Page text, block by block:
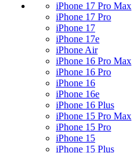
iPhone 17 Pro Max
iPhone 17 Pro
iPhone 17
iPhone 17e
iPhone Air
iPhone 16 Pro Max
iPhone 16 Pro
iPhone 16
iPhone 16e
iPhone 16 Plus
iPhone 15 Pro Max
iPhone 15 Pro
iPhone 15
iPhone 15 Plus